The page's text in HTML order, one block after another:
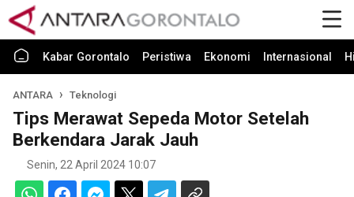
Kabar Gorontalo Peristiwa Ekonomi Internasional
ANTARA Teknologi
Tips Merawat Sepeda Motor Setelah
Berkendara Jarak Jauh
Senin, 22 April 2024 10:07